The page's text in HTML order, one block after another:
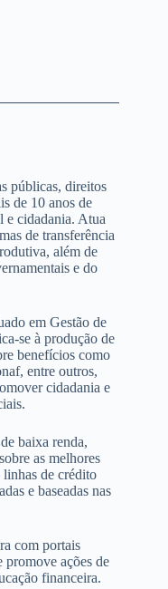
públicas, direitos
de 10 anos de
e cidadania. Atua
de transferência
além de
e do
em Gestão de
se à produção de
benefícios como
entre outros,
cidadania e
baixa renda,
as melhores
linhas de crédito
e baseadas nas
com portais
promove ações de
financeira.